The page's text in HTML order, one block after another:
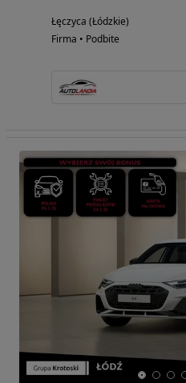
Łęczyca (Łódzkie)
Firma • Podbite